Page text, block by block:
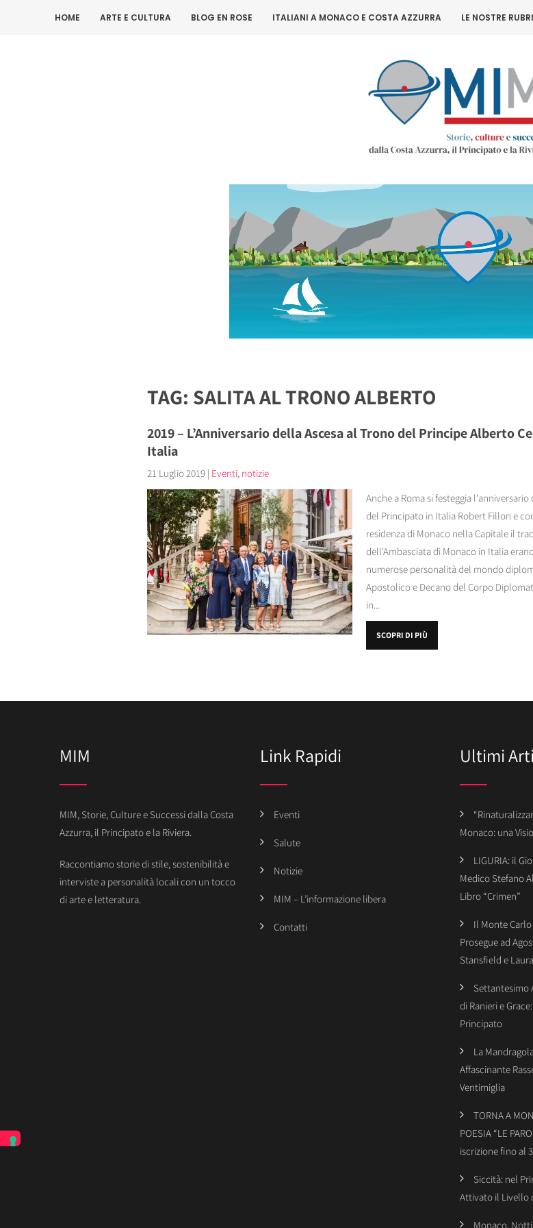
HOME ARTE E CULTURA BLOG EN ROSE ITALIANI A MONACO E COSTA AZZURRA LE NOSTRE
TAG: SALITA AL TRONO ALBERTO
2019 – L’Anniversario della Ascesa al Trono del Principe Alberto
Italia
21 Luglio 2019 | Eventi, notizie
Anche a Roma si festeggia
del Principato in Italia Robert Fillon e
residenza di Monaco nella Capitale il
dell'Ambasciata di Monaco in Italia
numerose personalità del mondo
Apostolico e Decano del Corpo
in...
SCOPRI DI PIÙ
MIM
MIM, Storie, Culture e Successi dalla Costa
Azzurra, il Principato e la Riviera.
Raccontiamo storie di stile, sostenibilità e
interviste a personalità locali con un tocco
di arte e letteratura.
Link Rapidi
Eventi
Salute
Notizie
MIM – L’informazione libera
Contatti
Ultimi
Monaco: una
LIGURIA: il
Medico Stefano
Libro “Crimen”
Il Monte
Prosegue ad
Stansfield e
Settantesimo
di Ranieri e
Principato
La
Affascinante
Ventimiglia
TORNA A
POESIA “LE
iscrizione fino al
Siccità: nel
Attivato il Livello
Monaco,